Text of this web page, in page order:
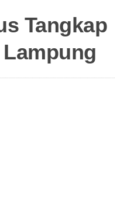
Tangkap